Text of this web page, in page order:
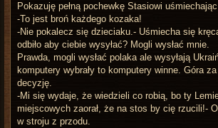
Pokazuję pełną pochewkę Stasiowi
-To jest broń każdego kozaka!
-Nie pokalecz się dzieciaku.- Uśmiecha się
odbiło aby ciebie wysyłać? Mogli wysłać mnie.
Prawda, mogli wysłać polaka ale wysyłają
komputery wybrały to komputery winne. Góra za
decyzję.
-Mi się wydaje, że wiedzieli co robią, bo ty
miejscowych zaorał, że na stos by cię rzucili!-
w stroju z przodu.